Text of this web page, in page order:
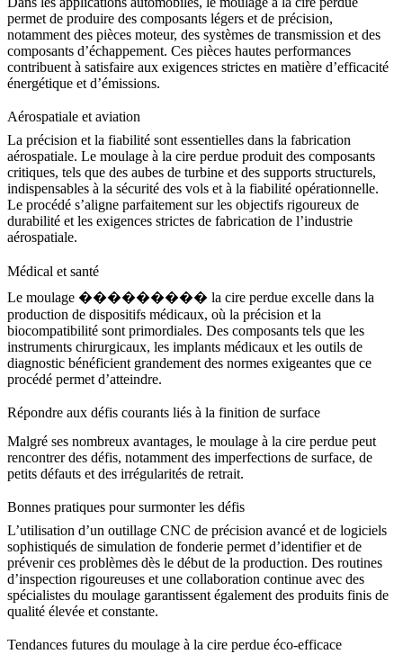
permet de produire des composants légers et de précision,
notamment des pièces moteur, des systèmes de transmission et des
composants d’échappement. Ces pièces hautes performances
contribuent à satisfaire aux exigences strictes en matière d’efficacité
énergétique et d’émissions.
Aérospatiale et aviation
La précision et la fiabilité sont essentielles dans la fabrication
aérospatiale. Le moulage à la cire perdue produit des composants
critiques, tels que des aubes de turbine et des supports structurels,
indispensables à la sécurité des vols et à la fiabilité opérationnelle.
Le procédé s’aligne parfaitement sur les objectifs rigoureux de
durabilité et les exigences strictes de fabrication de l’industrie
aérospatiale.
Médical et santé
Le moulage ��������� la cire perdue excelle dans la
production de dispositifs médicaux, où la précision et la
biocompatibilité sont primordiales. Des composants tels que les
instruments chirurgicaux, les implants médicaux et les outils de
diagnostic bénéficient grandement des normes exigeantes que ce
procédé permet d’atteindre.
Répondre aux défis courants liés à la finition de surface
Malgré ses nombreux avantages, le moulage à la cire perdue peut
rencontrer des défis, notamment des imperfections de surface, de
petits défauts et des irrégularités de retrait.
Bonnes pratiques pour surmonter les défis
L’utilisation d’un outillage CNC de précision avancé et de logiciels
sophistiqués de simulation de fonderie permet d’identifier et de
prévenir ces problèmes dès le début de la production. Des routines
d’inspection rigoureuses et une collaboration continue avec des
spécialistes du moulage garantissent également des produits finis de
qualité élevée et constante.
Tendances futures du moulage à la cire perdue éco-efficace